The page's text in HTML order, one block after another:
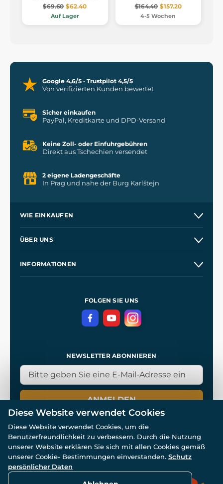
$69.60 $62.40
Auf Lager
$164.40 $157.20
4-5 Wochen
Google 4,6/5 · Trustpilot 4,5/5
Von verifizierten Kunden bewertet
Sicher einkaufen
PayPal, Kreditkarte und DPD-Versand
Keine Zoll- oder Einfuhrgebühren
Direkt aus Tschechien versendet
2 eigene Ladengeschäfte
In Prag und nahe der Burg Karlštejn
WIE EINKAUFEN
Kontakt
ÜBER UNS
INFORMATIONEN
DatenschutzerklärungFOLGEN SIE UNS
NEWSLETTER ABONNIEREN
ANMELDEN
© Alle Rechte vorbehalten. www.wulflund.de 2007-2026.
Powered by
Diese Website verwendet Cookies
Diese Website verwendet Cookies, um die
Benutzerfreundlichkeit zu verbessern. Durch die Nutzung
unserer Website erklären Sie sich mit allen Cookies gemäß
unserer Cookie- Bestimmungen einverstanden. Schutz
persönlicher Daten